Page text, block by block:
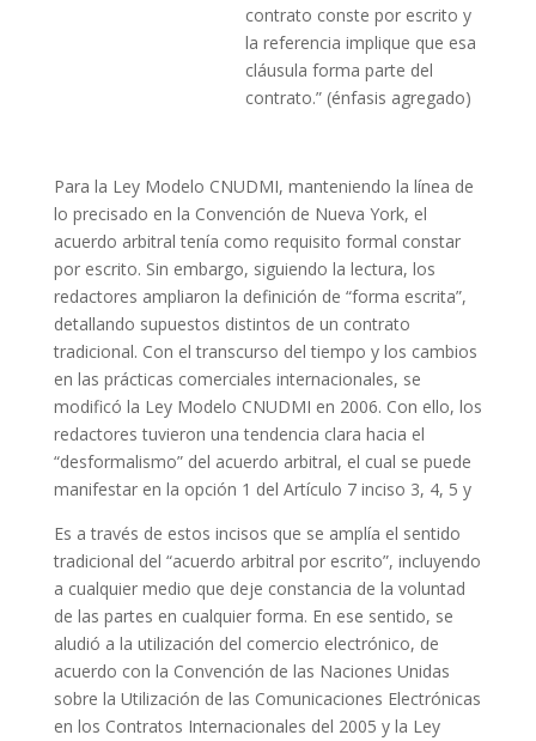
contrato conste por escrito y
la referencia implique que esa
cláusula forma parte del
contrato.” (énfasis agregado)
Para la Ley Modelo CNUDMI, manteniendo la línea de
lo precisado en la Convención de Nueva York, el
acuerdo arbitral tenía como requisito formal constar
por escrito. Sin embargo, siguiendo la lectura, los
redactores ampliaron la definición de “forma escrita”,
detallando supuestos distintos de un contrato
tradicional. Con el transcurso del tiempo y los cambios
en las prácticas comerciales internacionales, se
modificó la Ley Modelo CNUDMI en 2006. Con ello, los
redactores tuvieron una tendencia clara hacia el
“desformalismo” del acuerdo arbitral, el cual se puede
manifestar en la opción 1 del Artículo 7 inciso 3, 4, 5 y
Es a través de estos incisos que se amplía el sentido
tradicional del “acuerdo arbitral por escrito”, incluyendo
a cualquier medio que deje constancia de la voluntad
de las partes en cualquier forma. En ese sentido, se
aludió a la utilización del comercio electrónico, de
acuerdo con la Convención de las Naciones Unidas
sobre la Utilización de las Comunicaciones Electrónicas
en los Contratos Internacionales del 2005 y la Ley